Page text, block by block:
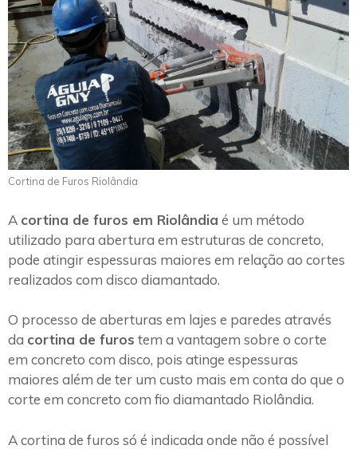
Cortina de Furos Riolândia
A cortina de furos em Riolândia é um método
utilizado para abertura em estruturas de concreto,
pode atingir espessuras maiores em relação ao cortes
realizados com disco diamantado.
O processo de aberturas em lajes e paredes através
da cortina de furos tem a vantagem sobre o corte
em concreto com disco, pois atinge espessuras
maiores além de ter um custo mais em conta do que o
corte em concreto com fio diamantado Riolândia.
A cortina de furos só é indicada onde não é possível